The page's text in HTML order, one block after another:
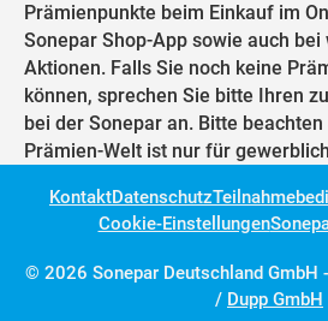
Prämienpunkte beim Einkauf im
Sonepar Shop-App sowie auch
Aktionen. Falls Sie noch keine
können, sprechen Sie bitte Ihren
bei der Sonepar an. Bitte
Prämien-Welt ist nur für
© 2026 Sonepar Deutschland GmbH
/ Dupp GmbH
KontaktDatenschutz
Cookie-Einstellungen